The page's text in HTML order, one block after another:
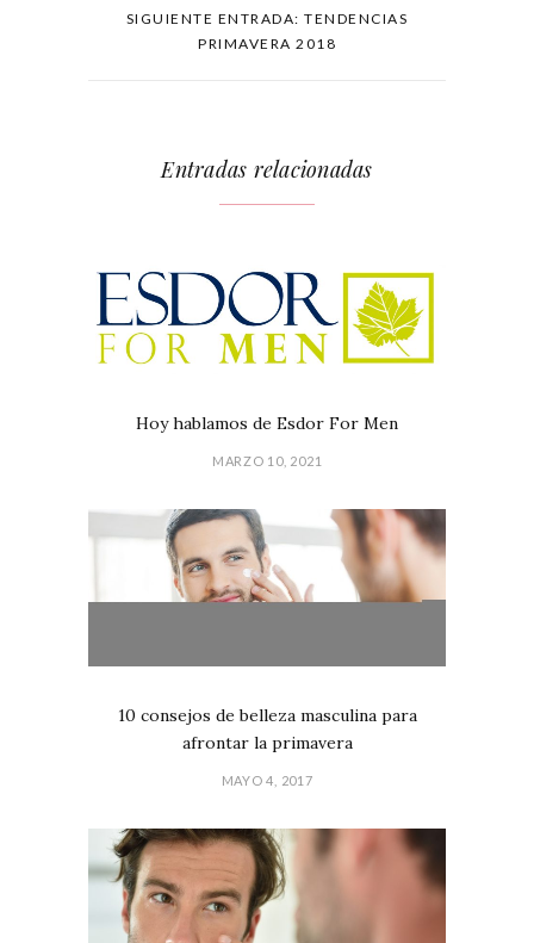
SIGUIENTE ENTRADA: TENDENCIAS
PRIMAVERA 2018
Entradas relacionadas
Hoy hablamos de Esdor For Men
MARZO 10, 2021
10 consejos de belleza masculina para
afrontar la primavera
MAYO 4, 2017